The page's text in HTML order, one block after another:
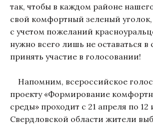
так, чтобы в каждом районе
свой комфортный зеленый
с учетом пожеланий
нужно всего лишь не оставаться в
принять участие в голосовании!
Напомним, всероссийское
проекту «Формирование
среды» проходит с 21 апреля по 12
Свердловской области жители